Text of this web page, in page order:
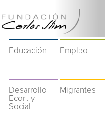
Educación Empleo
Desarrollo
Econ. y
Social
Migrantes